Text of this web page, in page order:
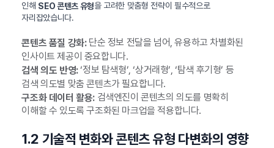
인해 SEO 콘텐츠 유형을 고려한 맞춤형 전략이 필수적으로
자리잡았습니다.
콘텐츠 품질 강화:단순 정보 전달을 넘어, 유용하고 차별화된
인사이트 제공이 중요합니다.
검색 의도 반영:‘정보 탐색형’, ‘상거래형’, ‘탐색 후기형’ 등
검색 의도별 맞춤 콘텐츠가 필요합니다.
구조화 데이터 활용:검색엔진이 콘텐츠의 의도를 명확히
이해할 수 있도록 구조화된 마크업을 적용합니다.
1.2 기술적 변화와 콘텐츠 유형 다변화의 영향